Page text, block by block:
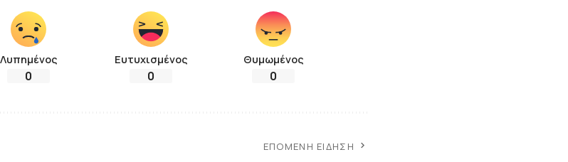
Λυπημένος
0
Ευτυχισμένος
0
Θυμωμένος
0
ΕΠΌΜΕΝΗ ΕΊΔΗΣΗ